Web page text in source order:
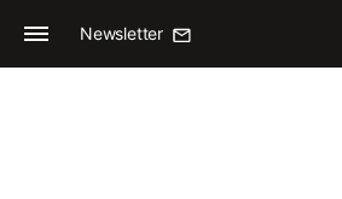
Newsletter